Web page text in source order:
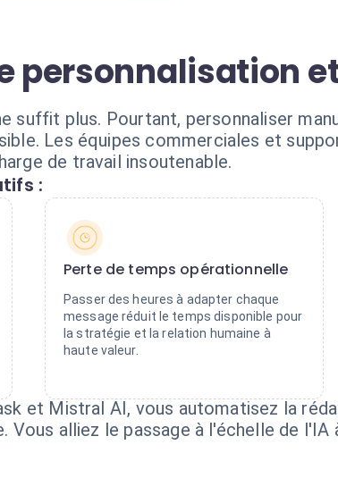
personnalisation
suffit plus. Pourtant, personnaliser
Les équipes commerciales et
de travail insoutenable.
:
Perte de temps opérationnelle
Passer des heures à adapter chaque
message réduit le temps disponible pour
la stratégie et la relation humaine à
haute valeur.
et Mistral AI, vous automatisez la
alliez le passage à l'échelle de l'IA